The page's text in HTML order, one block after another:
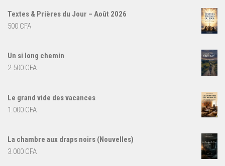
initial
actuel
Textes & Prières du Jour – Août 2026
500 CFA
Un si long chemin
2.500 CFA
Le grand vide des vacances
1.000 CFA
La chambre aux draps noirs (Nouvelles)
3.000 CFA